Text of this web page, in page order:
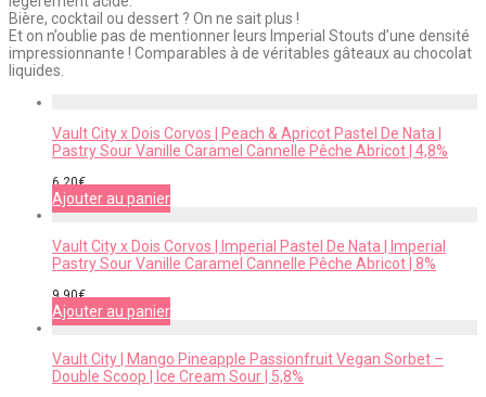
Bière, cocktail ou dessert ? On ne sait plus !
Et on n’oublie pas de mentionner leurs Imperial Stouts d’une densité
impressionnante ! Comparables à de véritables gâteaux au chocolat
liquides.
Vault City x Dois Corvos | Peach & Apricot Pastel De Nata |
Pastry Sour Vanille Caramel Cannelle Pêche Abricot | 4,8%
6,20€
Ajouter au panier
Vault City x Dois Corvos | Imperial Pastel De Nata | Imperial
Pastry Sour Vanille Caramel Cannelle Pêche Abricot | 8%
9,90€
Ajouter au panier
Vault City | Mango Pineapple Passionfruit Vegan Sorbet –
Double Scoop | Ice Cream Sour | 5,8%